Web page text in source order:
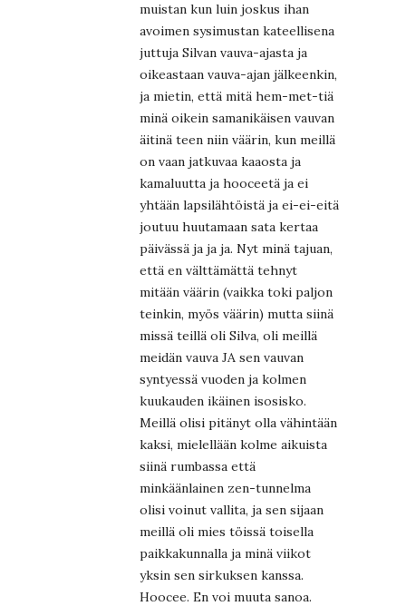
muistan kun luin joskus ihan
avoimen sysimustan kateellisena
juttuja Silvan vauva-ajasta ja
oikeastaan vauva-ajan jälkeenkin,
ja mietin, että mitä hem-met-tiä
minä oikein samanikäisen vauvan
äitinä teen niin väärin, kun meillä
on vaan jatkuvaa kaaosta ja
kamaluutta ja hooceetä ja ei
yhtään lapsilähtöistä ja ei-ei-eitä
joutuu huutamaan sata kertaa
päivässä ja ja ja. Nyt minä tajuan,
että en välttämättä tehnyt
mitään väärin (vaikka toki paljon
teinkin, myös väärin) mutta siinä
missä teillä oli Silva, oli meillä
meidän vauva JA sen vauvan
syntyessä vuoden ja kolmen
kuukauden ikäinen isosisko.
Meillä olisi pitänyt olla vähintään
kaksi, mielellään kolme aikuista
siinä rumbassa että
minkäänlainen zen-tunnelma
olisi voinut vallita, ja sen sijaan
meillä oli mies töissä toisella
paikkakunnalla ja minä viikot
yksin sen sirkuksen kanssa.
Hoocee. En voi muuta sanoa.